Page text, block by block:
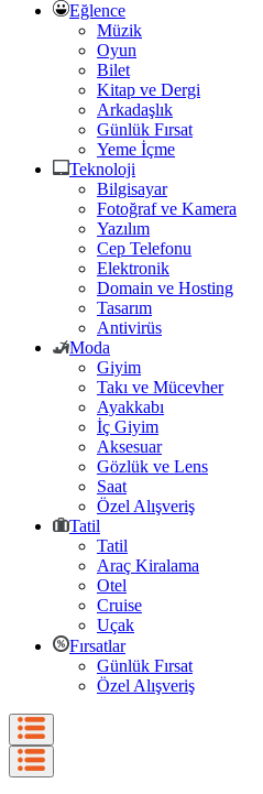
Eğlence
Müzik
Oyun
Bilet
Kitap ve Dergi
Arkadaşlık
Günlük Fırsat
Yeme İçme
Teknoloji
Bilgisayar
Fotoğraf ve Kamera
Yazılım
Cep Telefonu
Elektronik
Domain ve Hosting
Tasarım
Antivirüs
Moda
Giyim
Takı ve Mücevher
Ayakkabı
İç Giyim
Aksesuar
Gözlük ve Lens
Saat
Özel Alışveriş
Tatil
Tatil
Araç Kiralama
Otel
Cruise
Uçak
Fırsatlar
Günlük Fırsat
Özel Alışveriş